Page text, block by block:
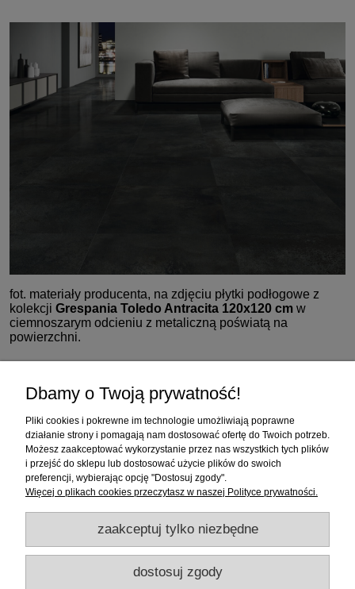
fot. materiały producenta, na zdjęciu płytki podłogowe z
kolekcji Grespania Toledo Antracita 120x120 cm w
ciemnoszarym odcieniu z metaliczną poświatą na
powierzchni.
Moje konto
Informacje
Dbamy o Twoją prywatność!
Pliki cookies i pokrewne im technologie umożliwiają poprawne
działanie strony i pomagają nam dostosować ofertę do Twoich potrzeb.
Możesz zaakceptować wykorzystanie przez nas wszystkich tych plików
i przejść do sklepu lub dostosować użycie plików do swoich
preferencji, wybierając opcję "Dostosuj zgody".
Więcej o plikach cookies przeczytasz w naszej Polityce prywatności.
zaakceptuj tylko niezbędne
dostosuj zgody